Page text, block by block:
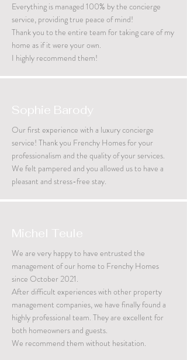
Everything is managed 100% by the concierge
service, providing true peace of mind!
Thank you to the entire team for taking care of my
home as if it were your own.
I highly recommend them!
Sophie Barody
Our first experience with a luxury concierge
service! Thank you Frenchy Homes for your
professionalism and the quality of your services.
We felt pampered and you allowed us to have a
pleasant and stress-free stay.
Michel Teule
We are very happy to have entrusted the
management of our home to Frenchy Homes
since October 2021.
After difficult experiences with other property
management companies, we have finally found a
highly professional team. They are excellent for
both homeowners and guests.
We recommend them without hesitation.